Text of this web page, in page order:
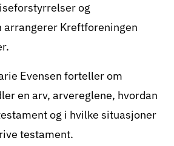
og
arrangerer Kreftforeningen
Evensen forteller om
en arv, arvereglene, hvordan
og i hvilke situasjoner
testament.